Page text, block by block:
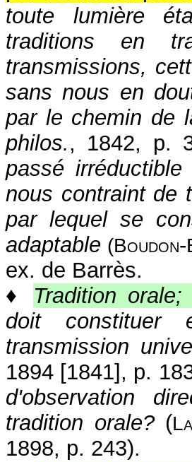
toute lumière
traditions en
transmissions,
sans nous en
par le chemin de
philos., 1842, p.
passé
nous contraint de
par lequel se
adaptable (Boudon-
ex. de Barrès.
♦ Tradition
doit constituer
transmission
1894 [1841] , p.
d'observation
tradition orale?(
1898, p. 243).